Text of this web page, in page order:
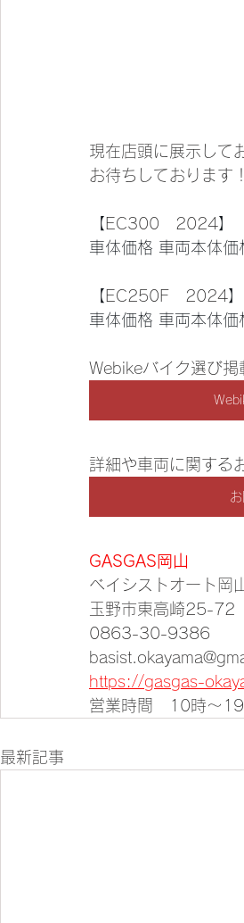
現在店頭に展示して
お待ちしております
【 EC300　2024】
車体価格 車両本体
【 EC250F　2024】
車体価格 車両本体
Webikeバイク選び
詳細や車両に関する
GASGAS岡山
ベイシストオート岡
玉野市東高崎25-72
0863-30-9386
https://gasgas-
営業時間　10時～
最新記事